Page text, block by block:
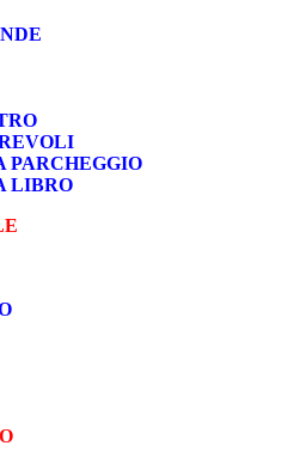
PARCHEGGIO
LIBRO